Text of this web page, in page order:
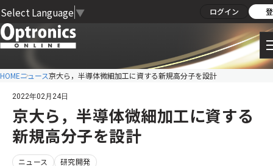
Select Language ▼ ログイン
HOMEニュース京大ら，半導体微細加工に資する新規高分子を設計
2022年02月24日
京大ら，半導体微細加工に資する
新規高分子を設計
ニュース 研究開発